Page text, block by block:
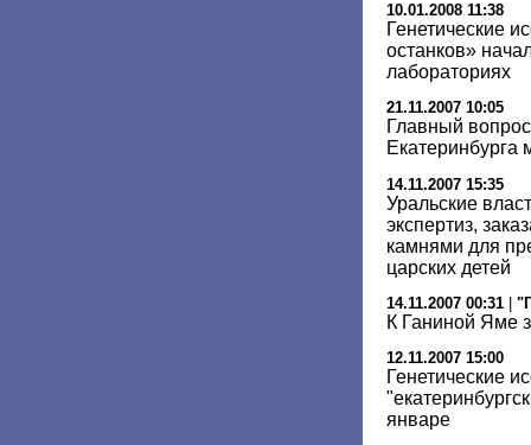
10.01.2008 11:38
Генетические
останков»
лабораториях
21.11.2007 10:05
Главный
14.11.2007 15:35
Уральские
экспертиз,
камнями для
царских детей
14.11.2007 00:31
К Ганиной Яме
12.11.2007 15:00
Генетические
январе